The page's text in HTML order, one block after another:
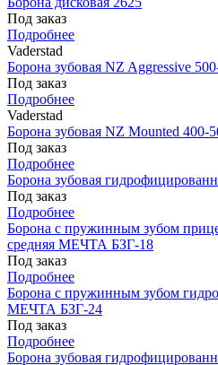
Под заказ
Подробнее
Vaderstad
Борона зубовая NZ Aggressive
Под заказ
Подробнее
Vaderstad
Борона зубовая NZ Mounted 400-
Под заказ
Подробнее
Борона зубовая
Под заказ
Подробнее
Борона с пружинным зубом
средняя МЕЧТА БЗГ-18
Под заказ
Подробнее
Борона с пружинным зубом
МЕЧТА БЗГ-24
Под заказ
Подробнее
Борона зубовая